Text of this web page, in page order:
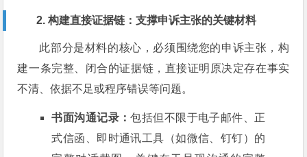
2. 构建直接证据链：支撑申诉主张的关键材料
此部分是材料的核心，必须围绕您的申诉主张，构
建一条完整、闭合的证据链，直接证明原决定存在事实
不清、依据不足或程序错误等问题。
书面沟通记录：包括但不限于电子邮件、正
式信函、即时通讯工具（如微信、钉钉）的